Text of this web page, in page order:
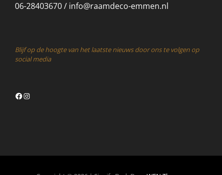
06-28403670 / info@raamdeco-emmen.nl
Blijf op de hoogte van het laatste nieuws door ons te volgen op
social media
Facebook
Instagram